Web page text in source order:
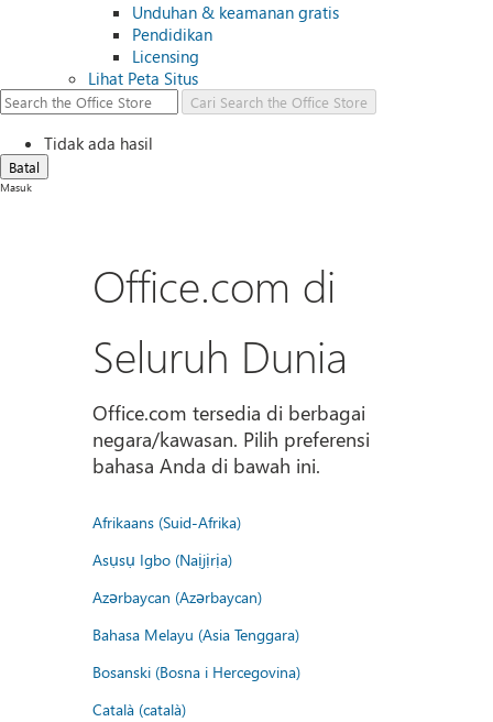
Unduhan & keamanan gratis
Pendidikan
Licensing
Lihat Peta Situs
Cari Search the Office Store
Tidak ada hasil
Batal
Masuk
Office.com di
Seluruh Dunia
Office.com tersedia di berbagai
negara/kawasan. Pilih preferensi
bahasa Anda di bawah ini.
Afrikaans (Suid-Afrika)
Asụsụ Igbo (Naịjịrịa)
Azərbaycan (Azərbaycan)
Bahasa Melayu (Asia Tenggara)
Bosanski (Bosna i Hercegovina)
Català (català)